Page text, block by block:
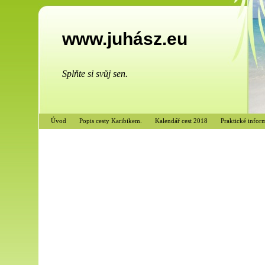
www.juhász.eu
Splňte si svůj sen.
Úvod Popis cesty Karibikem. Kalendář cest 2018 Praktické